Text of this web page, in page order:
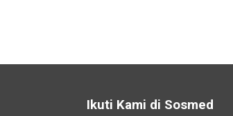
Ikuti Kami di Sosmed